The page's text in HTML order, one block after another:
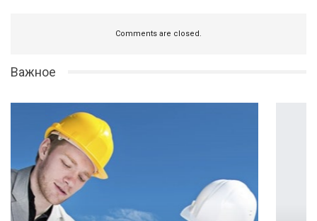
Comments are closed.
Важное